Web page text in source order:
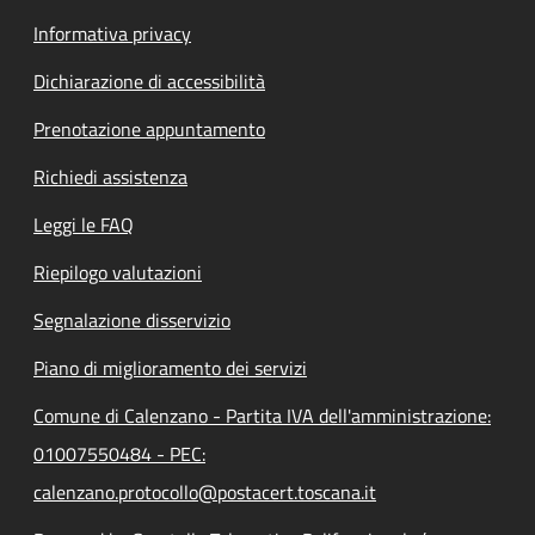
Informativa privacy
Dichiarazione di accessibilità
Prenotazione appuntamento
Richiedi assistenza
Leggi le FAQ
Riepilogo valutazioni
Segnalazione disservizio
Piano di miglioramento dei servizi
Comune di Calenzano - Partita IVA dell'amministrazione:
01007550484 - PEC:
calenzano.protocollo@postacert.toscana.it